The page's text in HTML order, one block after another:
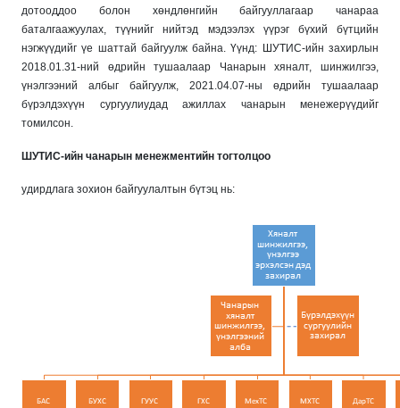
дотооддоо болон хөндлөнгийн байгууллагаар чанараа
баталгаажуулах, түүнийг нийтэд мэдээлэх үүрэг бүхий бүтцийн
нэгжүүдийг үе шаттай байгуулж байна. Үүнд: ШУТИС-ийн захирлын
2018.01.31-ний өдрийн тушаалаар Чанарын хяналт, шинжилгээ,
үнэлгээний албыг байгуулж, 2021.04.07-ны өдрийн тушаалаар
бүрэлдэхүүн сургуулиудад ажиллах чанарын менежерүүдийг
томилсон.
ШУТИС-ийн чанарын менежментийн тогтолцоо
удирдлага зохион байгуулалтын бүтэц нь: